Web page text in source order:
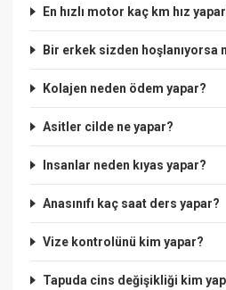
En hızlı motor kaç km hız
Bir erkek sizden hoşlanıyorsa
Kolajen neden ödem yapar?
Asitler cilde ne yapar?
Insanlar neden kıyas yapar?
Anasınıfı kaç saat ders yapar?
Vize kontrolünü kim yapar?
Tapuda cins değişikliği kim